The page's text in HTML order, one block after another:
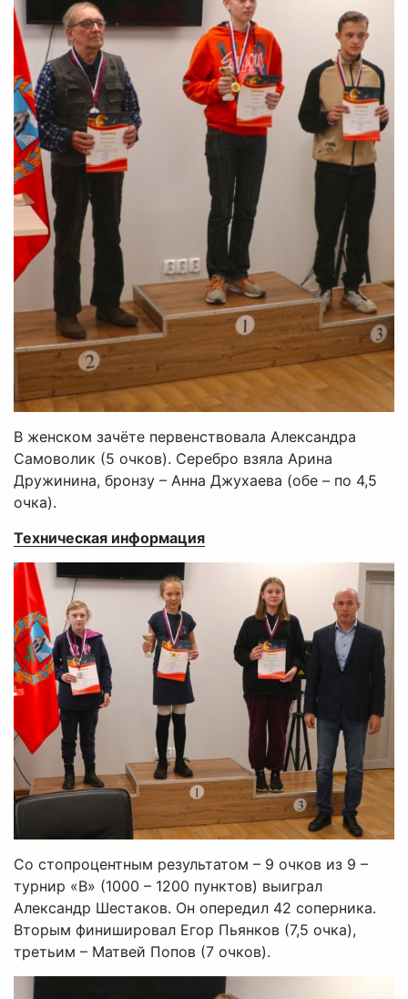
В женском зачёте первенствовала Александра
Самоволик (5 очков). Серебро взяла Арина
Дружинина, бронзу – Анна Джухаева (обе – по 4,5
очка).
Техническая информация
Со стопроцентным результатом – 9 очков из 9 –
турнир «В» (1000 – 1200 пунктов) выиграл
Александр Шестаков. Он опередил 42 соперника.
Вторым финишировал Егор Пьянков (7,5 очка),
третьим – Матвей Попов (7 очков).